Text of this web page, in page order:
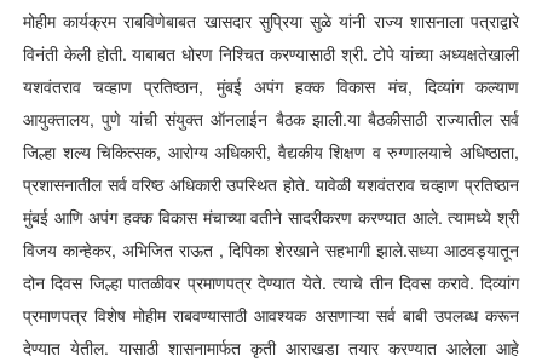
मोहीम कार्यक्रम राबविणेबाबत खासदार सुप्रिया सुळे यांनी राज्य शासनाला पत्राद्वारे
विनंती केली होती. याबाबत धोरण निश्चित करण्यासाठी श्री. टोपे यांच्या अध्यक्षतेखाली
यशवंतराव चव्हाण प्रतिष्ठान, मुंबई अपंग हक्क विकास मंच, दिव्यांग कल्याण
आयुक्तालय, पुणे यांची संयुक्त ऑनलाईन बैठक झाली.या बैठकीसाठी राज्यातील सर्व
जिल्हा शल्य चिकित्सक, आरोग्य अधिकारी, वैद्यकीय शिक्षण व रुग्णालयाचे अधिष्ठाता,
प्रशासनातील सर्व वरिष्ठ अधिकारी उपस्थित होते. यावेळी यशवंतराव चव्हाण प्रतिष्ठान
मुंबई आणि अपंग हक्क विकास मंचाच्या वतीने सादरीकरण करण्यात आले. त्यामध्ये श्री
विजय कान्हेकर, अभिजित राऊत , दिपिका शेरखाने सहभागी झाले.सध्या आठवड्यातून
दोन दिवस जिल्हा पातळीवर प्रमाणपत्र देण्यात येते. त्याचे तीन दिवस करावे. दिव्यांग
प्रमाणपत्र विशेष मोहीम राबवण्यासाठी आवश्यक असणाऱ्या सर्व बाबी उपलब्ध करून
देण्यात येतील. यासाठी शासनामार्फत कृती आराखडा तयार करण्यात आलेला आहे